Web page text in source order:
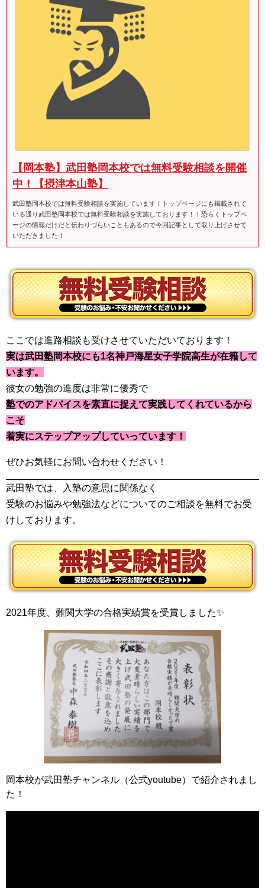
【岡本塾】武田塾岡本校では無料受験相談を開催
中！【摂津本山塾】
武田塾岡本校では無料受験相談を実施しています！トップページにも掲載されて
いる通り武田塾岡本校では無料受験相談を実施しております！！恐らくトップペ
ージの情報だけだと伝わりづらいこともあるので今回記事として取り上げさせて
いただきました！
ここでは進路相談も受けさせていただいております！
実は武田塾岡本校にも1名神戸海星女子学院高生が在籍して
います。
彼女の勉強の進度は非常に優秀で
塾でのアドバイスを素直に捉えて実践してくれているから
こそ
着実にステップアップしていっています！
ぜひお気軽にお問い合わせください！
武田塾では、入塾の意思に関係なく
受験のお悩みや勉強法などについてのご相談を無料でお受
けしております。
2021年度、難関大学の合格実績賞を受賞しました✨
岡本校が武田塾チャンネル（公式youtube）で紹介されまし
た！